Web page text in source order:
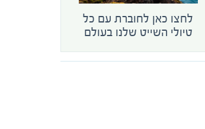
לחצו כאן לחוברת עם כל
טיולי השייט שלנו בעולם